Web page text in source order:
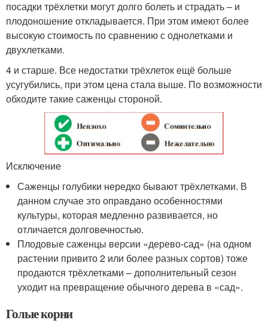
посадки трёхлетки могут долго болеть и страдать – и
плодоношение откладывается. При этом имеют более
высокую стоимость по сравнению с однолетками и
двухлетками.
4 и старше. Все недостатки трёхлеток ещё больше
усугубились, при этом цена стала выше. По возможности
обходите такие саженцы стороной.
Исключение
Саженцы голубики нередко бывают трёхлетками. В
данном случае это оправдано особенностями
культуры, которая медленно развивается, но
отличается долговечностью.
Плодовые саженцы версии «дерево‑сад» (на одном
растении привито 2 или более разных сортов) тоже
продаются трёхлетками – дополнительный сезон
уходит на превращение обычного дерева в «сад».
Голые корни